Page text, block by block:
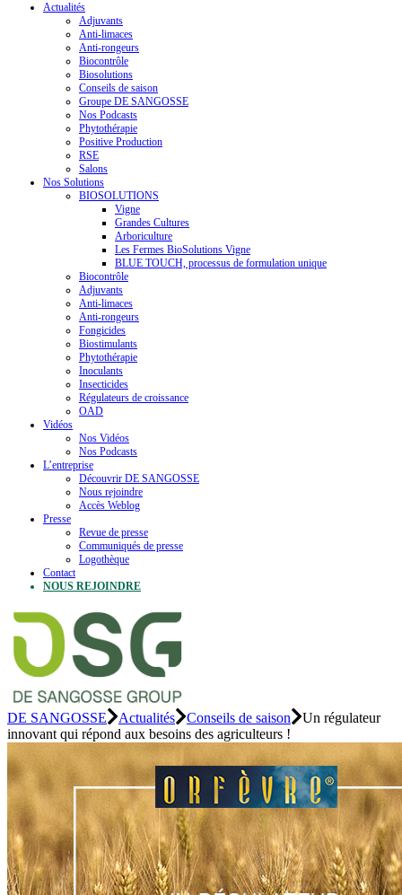
Actualités
Adjuvants
Anti-limaces
Anti-rongeurs
Biocontrôle
Biosolutions
Conseils de saison
Groupe DE SANGOSSE
Nos Podcasts
Phytothérapie
Positive Production
RSE
Salons
Nos Solutions
BIOSOLUTIONS
Vigne
Grandes Cultures
Arboriculture
Les Fermes BioSolutions Vigne
BLUE TOUCH, processus de formulation unique
Biocontrôle
Adjuvants
Anti-limaces
Anti-rongeurs
Fongicides
Biostimulants
Phytothérapie
Inoculants
Insecticides
Régulateurs de croissance
OAD
Vidéos
Nos Vidéos
Nos Podcasts
L’entreprise
Découvrir DE SANGOSSE
Nous rejoindre
Accès Weblog
Presse
Revue de presse
Communiqués de presse
Logothèque
Contact
NOUS REJOINDRE
DE SANGOSSE Actualités Conseils de saison
Un régulateur
innovant qui répond aux besoins des agriculteurs !